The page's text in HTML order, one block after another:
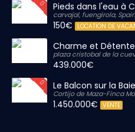
Pieds dans l'eau à
carvajal, fuengirola, Spain
150€ LOCATION DE
Charme et Détente
plaza cristobal de la
439.000€
Le Balcon sur la
Cortijo de Maza-Finca
1.450.000€ VENTE